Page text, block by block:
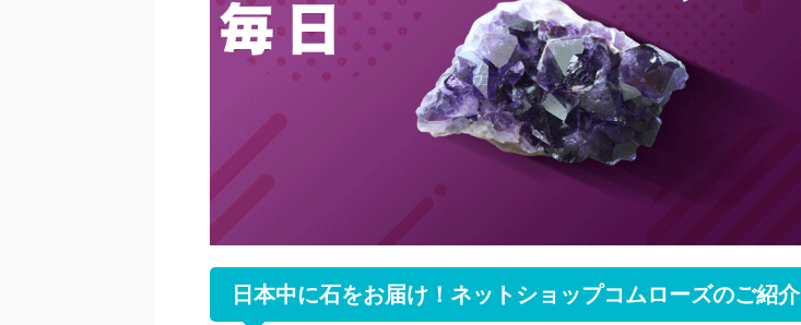
日本中に石をお届け！ネットショップコムローズのご紹介